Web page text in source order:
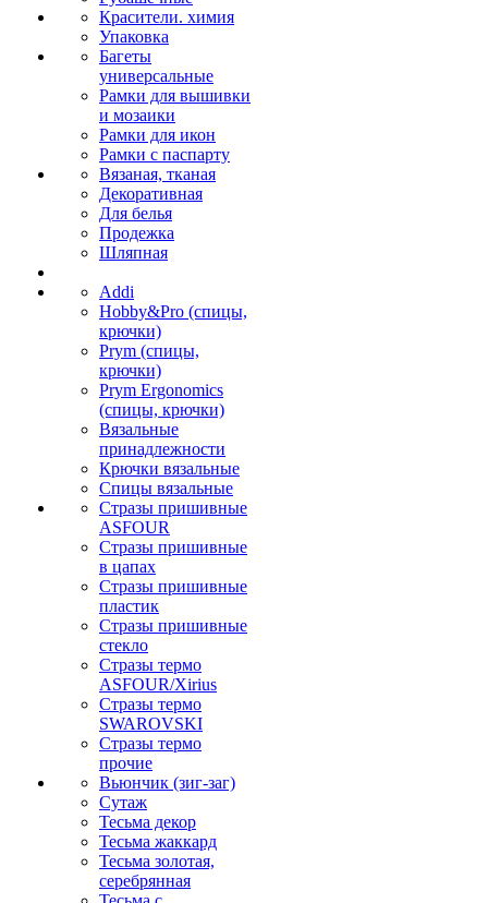
Красители. химия
Упаковка
Багеты
универсальные
Рамки для вышивки
и мозаики
Рамки для икон
Рамки с паспарту
Вязаная, тканая
Декоративная
Для белья
Продежка
Шляпная
Addi
Hobby&Pro (спицы,
крючки)
Prym (спицы,
крючки)
Prym Ergonomics
(спицы, крючки)
Вязальные
принадлежности
Крючки вязальные
Спицы вязальные
Стразы пришивные
ASFOUR
Стразы пришивные
в цапах
Стразы пришивные
пластик
Стразы пришивные
стекло
Стразы термо
ASFOUR/Xirius
Стразы термо
SWAROVSKI
Стразы термо
прочие
Вьюнчик (зиг-заг)
Сутаж
Тесьма декор
Тесьма жаккард
Тесьма золотая,
серебрянная